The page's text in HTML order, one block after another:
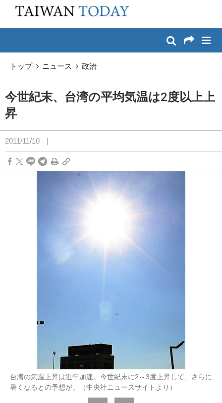
メイン コンテンツへスキップ
トップ ニュース 政治
今世紀末、台湾の平均気温は2度以上上
昇
2011/11/10 |
台湾の気温上昇は近年加速。今世紀末に2～3度上昇して、さらに
暑くなるとの予想が。（中央社ニュースサイトより）